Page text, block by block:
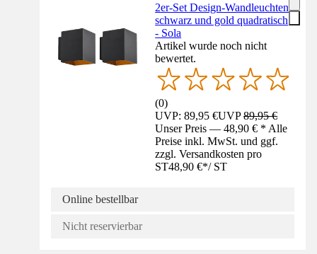
2er-Set Design-Wandleuchten
schwarz und gold quadratisch
- Sola
Artikel wurde noch nicht
bewertet.
(0)
UVP: 89,95 €UVP89,95 €
Unser Preis — 48,90 € * Alle
Preise inkl. MwSt. und ggf.
zzgl. Versandkosten pro
ST48,90 €*/ ST
Online bestellbar
Nicht reservierbar